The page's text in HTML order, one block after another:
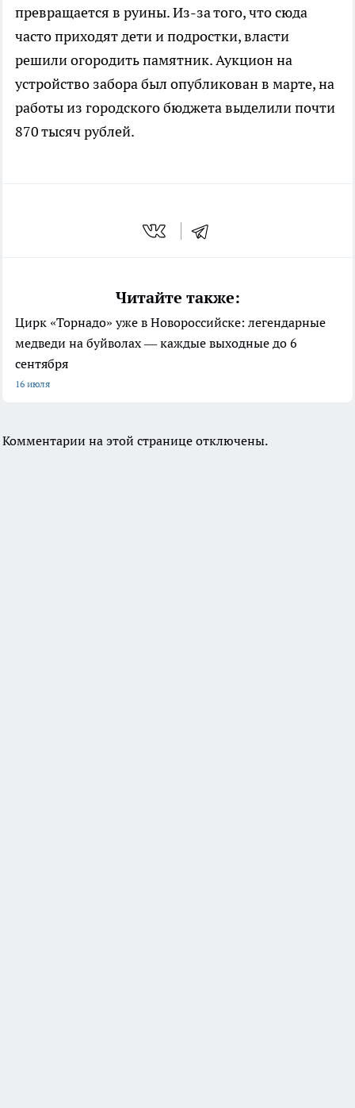
превращается в руины. Из-за того, что сюда
часто приходят дети и подростки, власти
решили огородить памятник. Аукцион на
устройство забора был опубликован в марте, на
работы из городского бюджета выделили почти
870 тысяч рублей.
Читайте также:
Цирк «Торнадо» уже в Новороссийске: легендарные
медведи на буйволах — каждые выходные до 6
сентября
16 июля
Комментарии на этой странице отключены.